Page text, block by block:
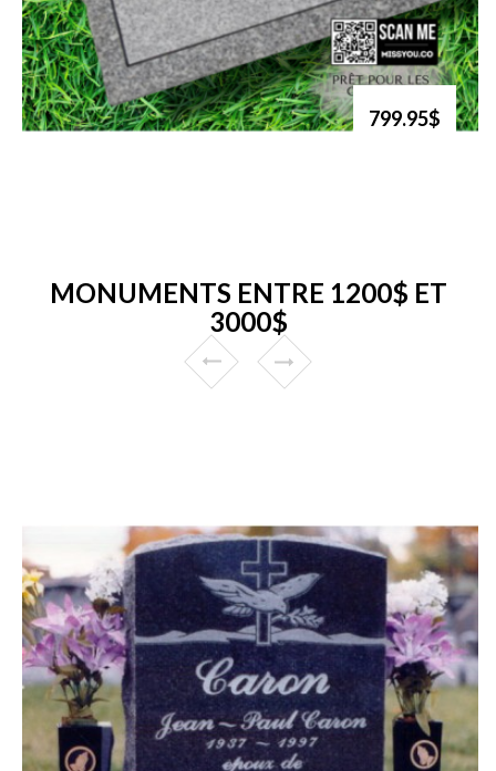
799.95$
MONUMENTS ENTRE 1200$ ET
3000$